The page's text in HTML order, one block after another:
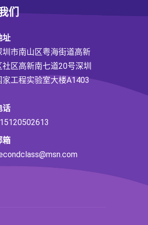
们
址
圳市南山区粤海街道高新
社区高新南七道20号深圳
家工程实验室大楼A1403
话
箱